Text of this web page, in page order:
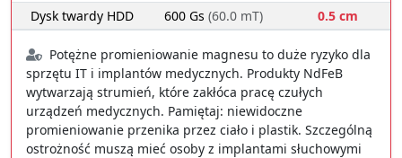
Dysk twardy HDD
600 Gs (60.0 mT) 0.5 cm
Potężne promieniowanie magnesu to duże ryzyko dla
sprzętu IT i implantów medycznych. Produkty NdFeB
wytwarzają strumień, które zakłóca pracę czułych
urządzeń medycznych. Pamiętaj: niewidoczne
promieniowanie przenika przez ciało i plastik. Szczególną
ostrożność muszą mieć osoby z implantami słuchowymi